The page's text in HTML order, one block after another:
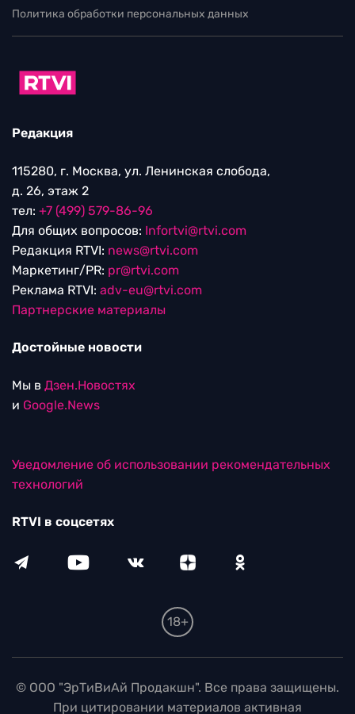
Политика обработки персональных данных
Редакция
115280, г. Москва, ул. Ленинская слобода,
д. 26, этаж 2
тел: +7 (499) 579-86-96
Для общих вопросов: Infortvi@rtvi.com
Редакция RTVI: news@rtvi.com
Маркетинг/PR: pr@rtvi.com
Реклама RTVI: adv-eu@rtvi.com
Партнерские материалы
Достойные новости
Мы в Дзен.Новостях
и Google.News
Уведомление об использовании рекомендательных
технологий
RTVI в соцсетях
18+
© ООО "ЭрТиВиАй Продакшн". Все права защищены.
При цитировании материалов активная